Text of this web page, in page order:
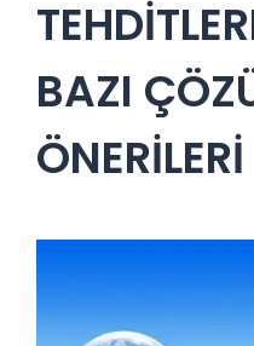
BAZI
ÖNERİLERİ